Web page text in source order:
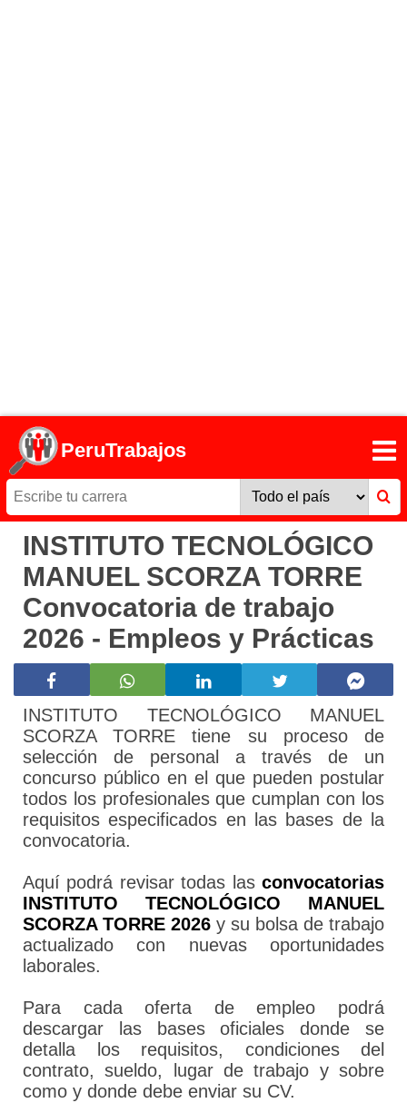
PeruTrabajos
INSTITUTO TECNOLÓGICO
MANUEL SCORZA TORRE
Convocatoria de trabajo
2026 - Empleos y Prácticas
INSTITUTO TECNOLÓGICO MANUEL
SCORZA TORRE tiene su proceso de
selección de personal a través de un
concurso público en el que pueden postular
todos los profesionales que cumplan con los
requisitos especificados en las bases de la
convocatoria.
Aquí podrá revisar todas las convocatorias
INSTITUTO TECNOLÓGICO MANUEL
SCORZA TORRE 2026 y su bolsa de trabajo
actualizado con nuevas oportunidades
laborales.
Para cada oferta de empleo podrá
descargar las bases oficiales donde se
detalla los requisitos, condiciones del
contrato, sueldo, lugar de trabajo y sobre
como y donde debe enviar su CV.